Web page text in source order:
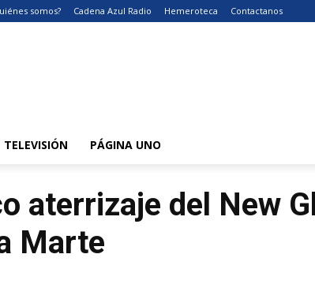
somos? Cadena Azul Radio Hemeroteca Contactanos
TELEVISIÓN PÁGINA UNO
aterrizaje del New
Marte